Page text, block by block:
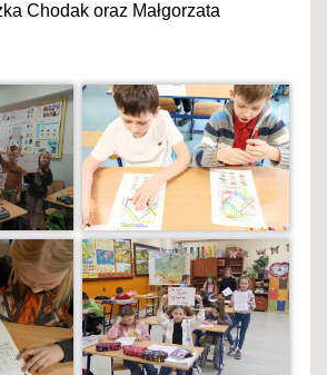
Chodak oraz Małgorzata